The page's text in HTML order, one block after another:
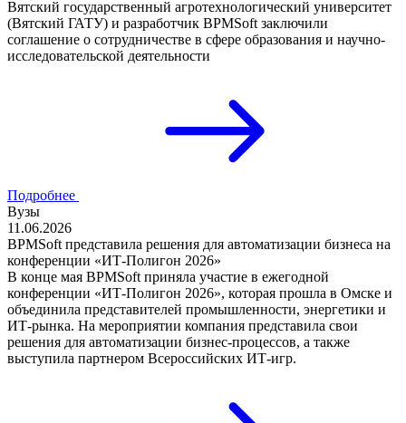
Вятский государственный агротехнологический университет
(Вятский ГАТУ) и разработчик BPMSoft заключили
соглашение о сотрудничестве в сфере образования и научно-
исследовательской деятельности
Подробнее
Вузы
11.06.2026
BPMSoft представила решения для автоматизации бизнеса на
конференции «ИТ-Полигон 2026»
В конце мая BPMSoft приняла участие в ежегодной
конференции «ИТ-Полигон 2026», которая прошла в Омске и
объединила представителей промышленности, энергетики и
ИТ-рынка. На мероприятии компания представила свои
решения для автоматизации бизнес-процессов, а также
выступила партнером Всероссийских ИТ-игр.